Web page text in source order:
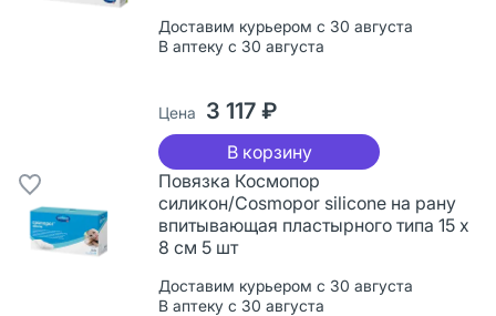
Доставим курьером с 30 августа
В аптеку с 30 августа
Цена 3 117 ₽
В корзину
Повязка Космопор
силикон/Cosmopor silicone на рану
впитывающая пластырного типа 15 х
8 см 5 шт
Доставим курьером с 30 августа
В аптеку с 30 августа